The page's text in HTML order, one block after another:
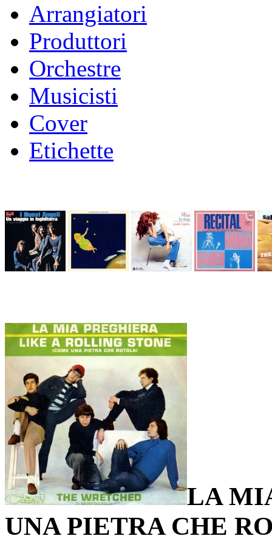
Arrangiatori
Produttori
Orchestre
Musicisti
Cover
Etichette
LA
UNA PIETRA CHE